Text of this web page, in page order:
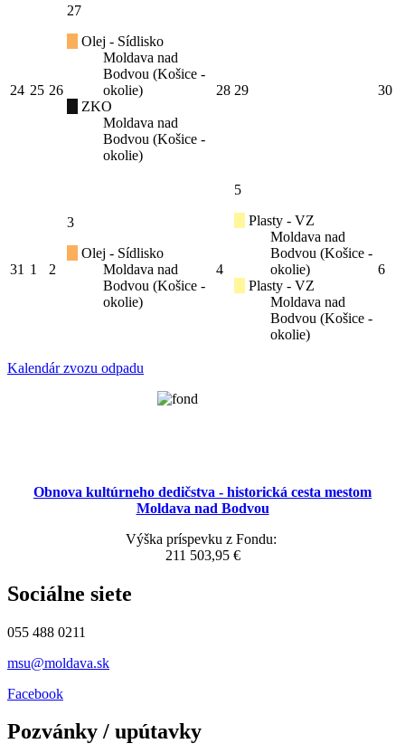
24 25 26
27
Olej - Sídlisko
Moldava nad
Bodvou (Košice -
okolie)
ZKO
Moldava nad
Bodvou (Košice -
okolie)
28 29 30
31 1 2
3
Olej - Sídlisko
Moldava nad
Bodvou (Košice -
okolie)
4
5
Plasty - VZ
Moldava nad
Bodvou (Košice -
okolie)
Plasty - VZ
Moldava nad
Bodvou (Košice -
okolie)
6
Kalendár zvozu odpadu
Obnova kultúrneho dedičstva - historická cesta mestom
Moldava nad Bodvou
Výška príspevku z Fondu:
211 503,95 €
Sociálne siete
055 488 0211
msu@moldava.sk
Facebook
Pozvánky / upútavky